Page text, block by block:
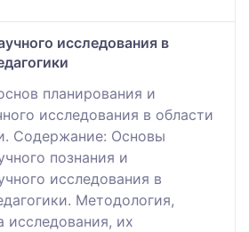
исследования в
планирования и
исследования в области
Содержание: Основы
познания и
исследования в
Методология,
исследования, их